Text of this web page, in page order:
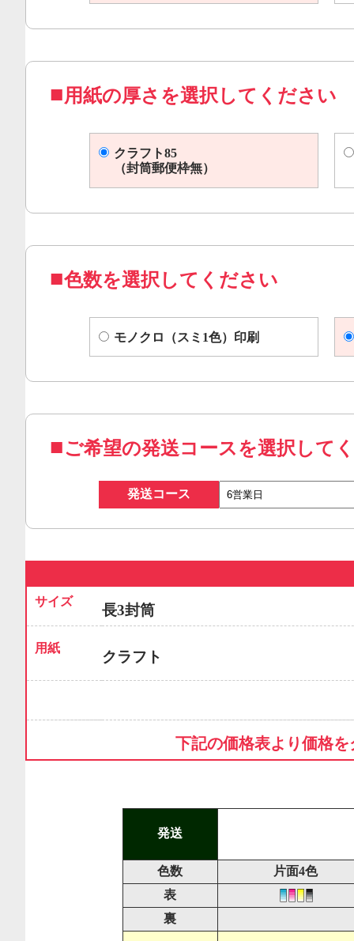
用紙の厚さを選択してください
クラフト85
（封筒郵便枠無）
色数を選択してください
モノクロ（スミ1色）印刷
ご希望の発送コースを選択して
発送コース
サイズ
長3封筒
用紙
クラフト
下記の価格表より価格
発送
色数
片面4色
表
裏